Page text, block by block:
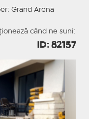
Grand Arena
când ne suni:
ID: 82157